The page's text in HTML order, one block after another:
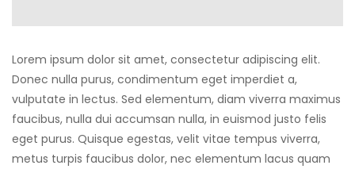
Lorem ipsum dolor sit amet, consectetur adipiscing elit.
Donec nulla purus, condimentum eget imperdiet a,
vulputate in lectus. Sed elementum, diam viverra maximus
faucibus, nulla dui accumsan nulla, in euismod justo felis
eget purus. Quisque egestas, velit vitae tempus viverra,
metus turpis faucibus dolor, nec elementum lacus quam